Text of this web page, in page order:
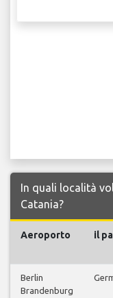
In quali località
Catania?
Aeroporto il
Berlin
Brandenburg